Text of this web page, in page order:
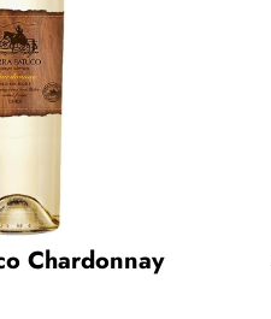
Chardonnay